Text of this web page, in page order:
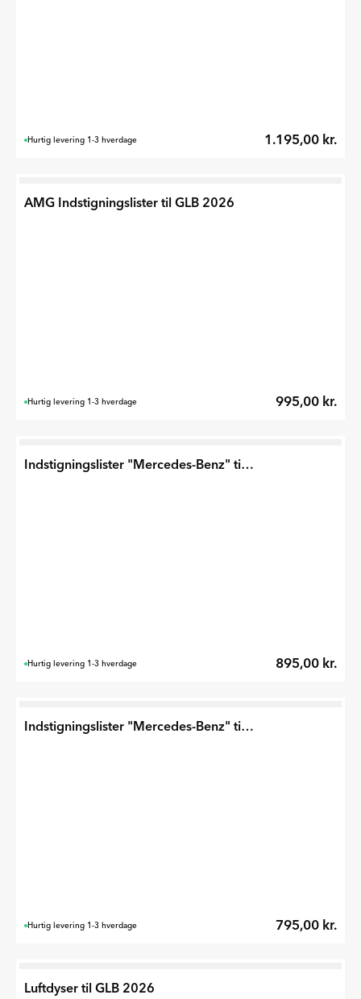
Hurtig levering 1-3 hverdage 1.195,00 kr.
AMG Indstigningslister til GLB 2026
Hurtig levering 1-3 hverdage 995,00 kr.
Indstigningslister "Mercedes-Benz" til GLB 2026
Hurtig levering 1-3 hverdage 895,00 kr.
Indstigningslister "Mercedes-Benz" til GLB 2026
Hurtig levering 1-3 hverdage 795,00 kr.
Luftdyser til GLB 2026